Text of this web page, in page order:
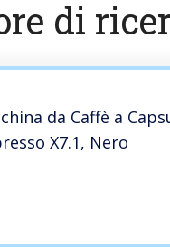
di
da Caffè a
X7.1, Nero